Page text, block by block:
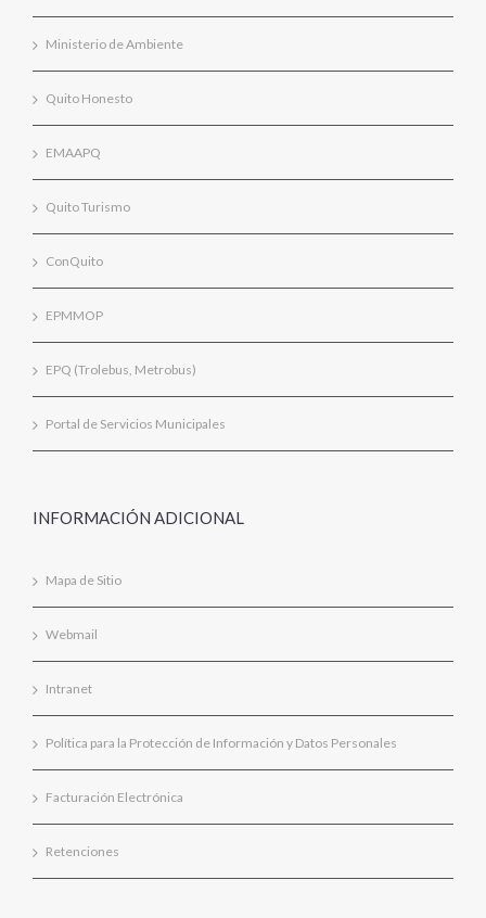
Ministerio de Ambiente
Quito Honesto
EMAAPQ
Quito Turismo
ConQuito
EPMMOP
EPQ (Trolebus, Metrobus)
Portal de Servicios Municipales
INFORMACIÓN ADICIONAL
Mapa de Sitio
Webmail
Intranet
Política para la Protección de Información y Datos Personales
Facturación Electrónica
Retenciones